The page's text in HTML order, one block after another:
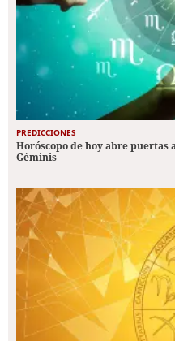
PREDICCIONES
Horóscopo de hoy abre puertas
Géminis